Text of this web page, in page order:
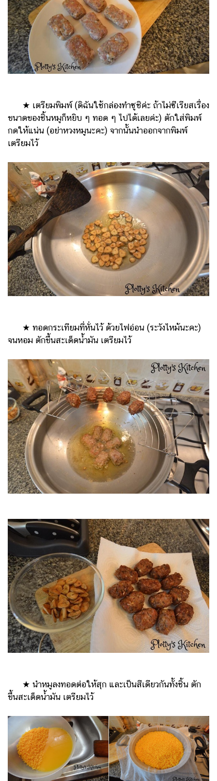
★ เตรียมพิมพ์ (ดิฉันใช้กล่องทำซูชิค่ะ ถ้าไม่ซีเรียสเรื่อง
ขนาดของชิ้นหมูก็หยิบ ๆ ทอด ๆ ไปได้เลยค่ะ) ตักใส่พิมพ์
กดให้แน่น (อย่าหวงหมูนะคะ) จากนั้นนำออกจากพิมพ์
เตรียมไว้
★ ทอดกระเทียมที่หั่นไว้ ด้วยไฟอ่อน (ระวังไหม้นะคะ)
จนหอม ตักขึ้นสะเด็ดน้ำมัน เตรียมไว้
★ นำหมูลงทอดต่อให้สุก และเป็นสีเดียวกันทั้งชิ้น ตัก
ขึ้นสะเด็ดน้ำมัน เตรียมไว้